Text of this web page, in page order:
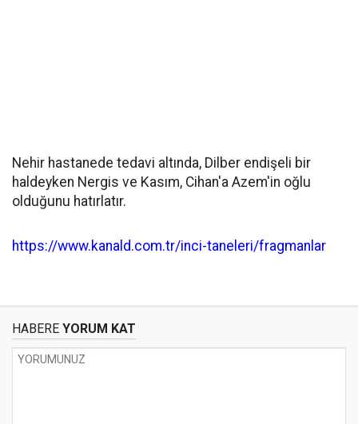
Nehir hastanede tedavi altında, Dilber endişeli bir
haldeyken Nergis ve Kasım, Cihan'a Azem'in oğlu
olduğunu hatırlatır.
https://www.kanald.com.tr/inci-taneleri/fragmanlar
HABERE YORUM KAT